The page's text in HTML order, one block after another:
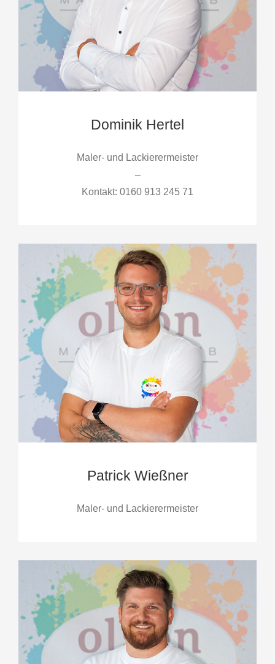
Dominik Hertel
Maler- und Lackierermeister
–
Kontakt: 0160 913 245 71
Patrick Wießner
Maler- und Lackierermeister